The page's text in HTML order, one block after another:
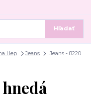
Hľadať
Hep Jeans
Jeans - 8220